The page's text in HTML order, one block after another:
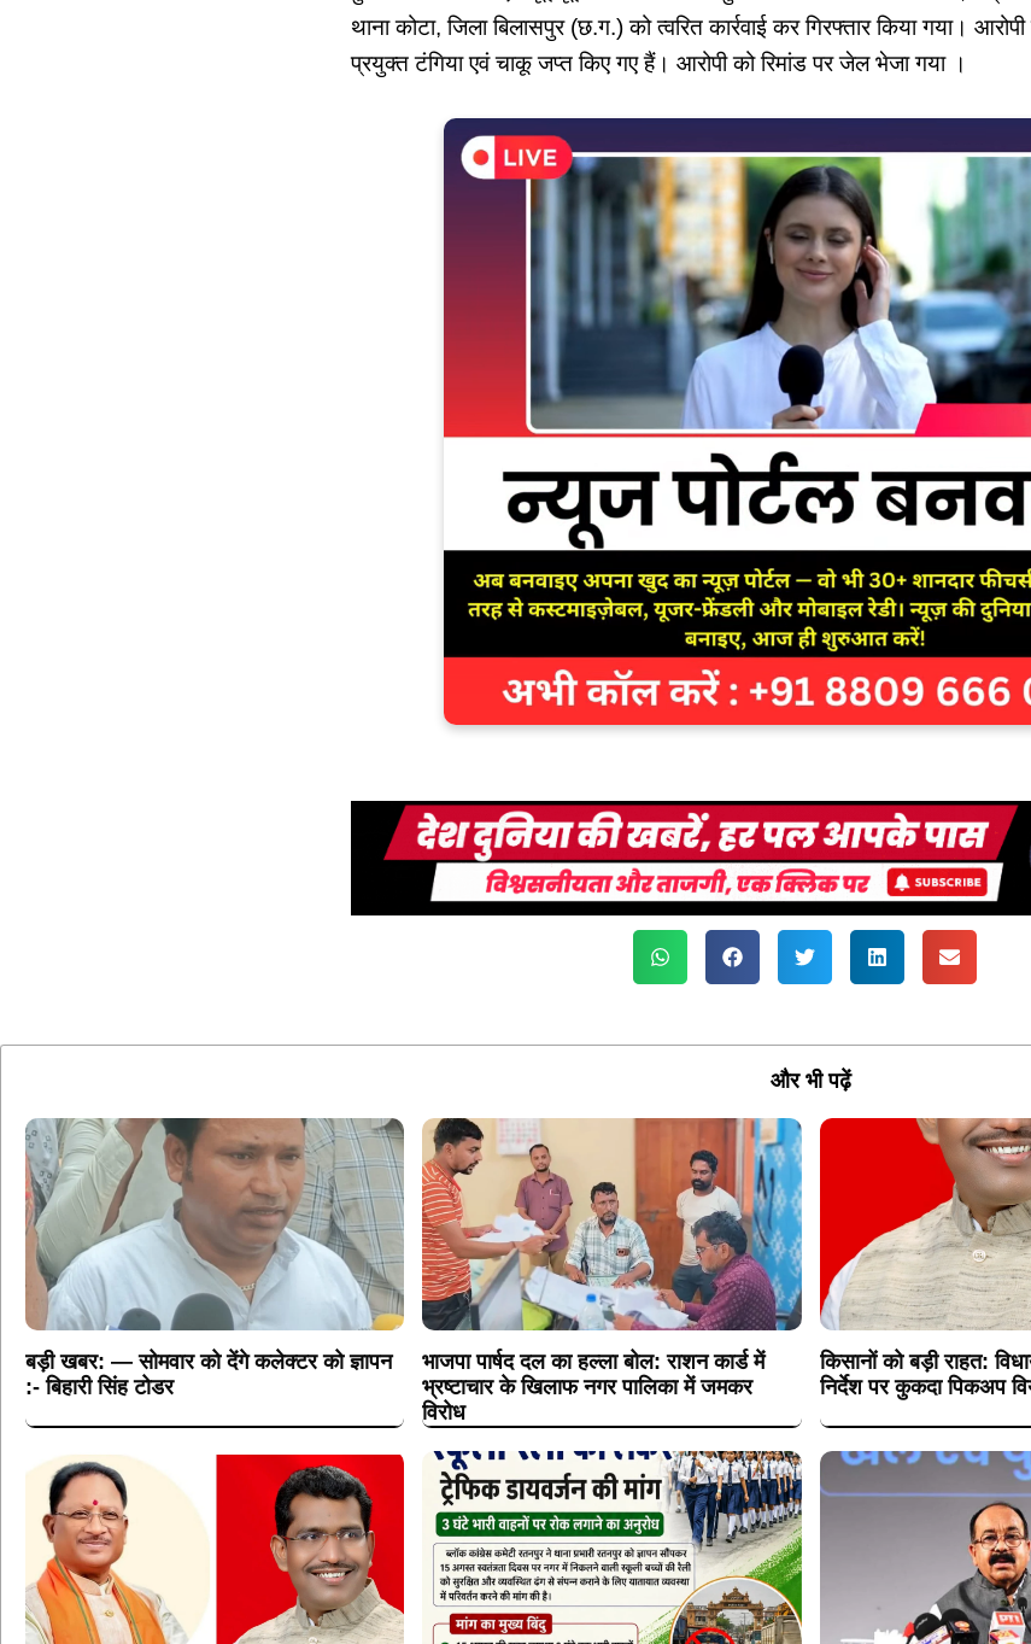
थाना कोटा, जिला बिलासपुर (छ.ग.) को त्वरित कार्रवाई कर गिरफ्तार किया गया।
प्रयुक्त टंगिया एवं चाकू जप्त किए गए हैं। आरोपी को रिमांड पर जेल भेजा गया ।
और भी पढ़ें
बड़ी खबर: — सोमवार को देंगे कलेक्टर को ज्ञापन
:- बिहारी सिंह टोडर
भाजपा पार्षद दल का हल्ला बोल: राशन कार्ड में
भ्रष्टाचार के खिलाफ नगर पालिका में जमकर
विरोध
किसानों को बड़ी राहत:
निर्देश पर कुकदा पिकअप